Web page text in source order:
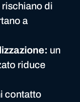
rischiano di
a
un
riduce
contatto